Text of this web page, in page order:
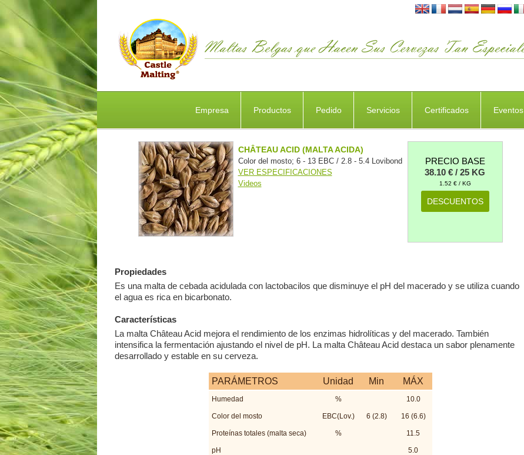
Empresa Productos Pedido Servicios Certificados Eventos
CHÂTEAU ACID (MALTA ACIDA)
Color del mosto; 6 - 13 EBC / 2.8 - 5.4 Lovibond
VER ESPECIFICACIONES
Videos
PRECIO BASE
38.10 € / 25 KG
1.52 € / KG
DESCUENTOS
Propiedades
Es una malta de cebada acidulada con lactobacilos que disminuye el pH del macerado y se utiliza cuando
el agua es rica en bicarbonato.
Características
La malta Château Acid mejora el rendimiento de los enzimas hidrolíticas y del macerado. También
intensifica la fermentación ajustando el nivel de pH. La malta Château Acid destaca un sabor plenamente
desarrollado y estable en su cerveza.
PARÁMETROS Unidad Min MÁX
Humedad % 10.0
Color del mosto EBC(Lov.) 6 (2.8) 16 (6.6)
Proteínas totales (malta seca) % 11.5
pH 5.0